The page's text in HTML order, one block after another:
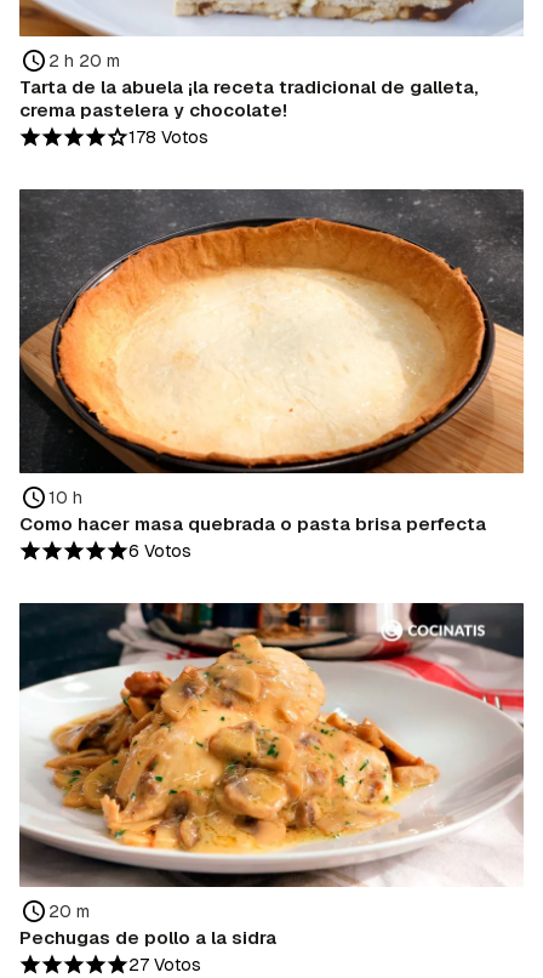
2 h 20 m
Tarta de la abuela ¡la receta tradicional de galleta,
crema pastelera y chocolate!
178 Votos
10 h
Como hacer masa quebrada o pasta brisa perfecta
6 Votos
20 m
Pechugas de pollo a la sidra
27 Votos